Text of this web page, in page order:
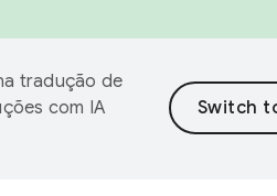
tradução de
com IA